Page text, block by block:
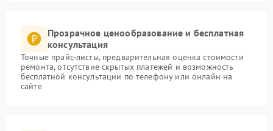
Прозрачное ценообразование и бесплатная
консультация
Точные прайс-листы, предварительная оценка стоимости
ремонта, отсутствие скрытых платежей и возможность
бесплатной консультации по телефону или онлайн на
сайте